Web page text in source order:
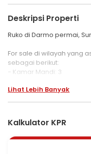
Deskripsi Properti
Ruko di Darmo permai,
For sale di wilayah yang
sebagai berikut:
- Kamar Mandi: 3
- Daya Listrik: 4400 W
Dan properti ini juga
- Bebas Banjir.
Lihat Lebih Banyak
Kalkulator KPR